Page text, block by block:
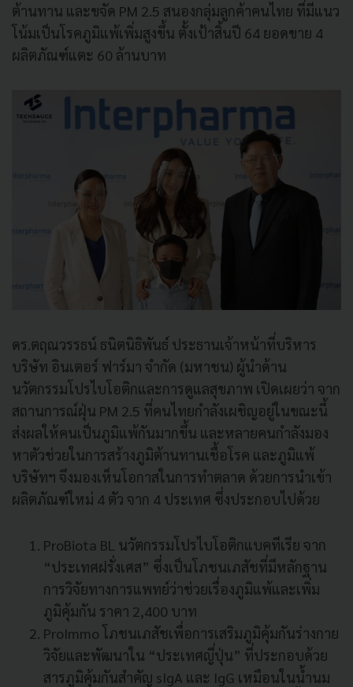
ต้านทาน และขจัด PM 2.5 สนองกลุ่มลูกค้าคนไทย ที่มีแนว
โน้มเป็นโรคภูมิแพ้เพิ่มสูงขึ้น ตั้งเป้าสิ้นปี 64 ยอดขาย 4
ผลิตภัณฑ์แตะ 60 ล้านบาท
ดร.ตฤณวรรธน์ ธนิตนิธิพันธ์ ประธานเจ้าหน้าที่บริหาร
บริษัท อินเตอร์ ฟาร์มา จำกัด (มหาชน) ผู้นำด้าน
นวัตกรรมโปรไบโอติกและการดูแลสุขภาพ เปิดเผยว่า จาก
สถานการณ์ฝุ่น PM 2.5 ที่คนไทยกำลังเผชิญอยู่ในขณะนี้
ส่งผลให้คนเป็นภูมิแพ้กันมากขึ้น และหลายคนกำลังมอง
หาตัวช่วยในการสร้างภูมิต้านทานเชื้อโรค และภูมิแพ้
บริษัทฯ จึงมองเห็นโอกาสในการทำตลาด ด้วยการนำเข้า
ผลิตภัณฑ์ใหม่ 4 ตัว จาก 4 ประเทศ ซึ่งประกอบไปด้วย
ProBiota BL นวัตกรรมโปรไบโอติกแบคทีเรีย จาก
“ประเทศฝรั่งเศส” ซึ่งเป็นโภชนเภสัชที่มีหลักฐาน
การวิจัยทางการแพทย์ว่าช่วยเรื่องภูมิแพ้และเพิ่ม
ภูมิคุ้มกัน ราคา 2,400 บาท
ProImmo โภชนเภสัชเพื่อการเสริมภูมิคุ้มกันร่างกาย
วิจัยและพัฒนาใน “ประเทศญี่ปุ่น” ที่ประกอบด้วย
สารภูมิคุ้มกันสำคัญ sIgA และ IgG เหมือนในน้ำนม